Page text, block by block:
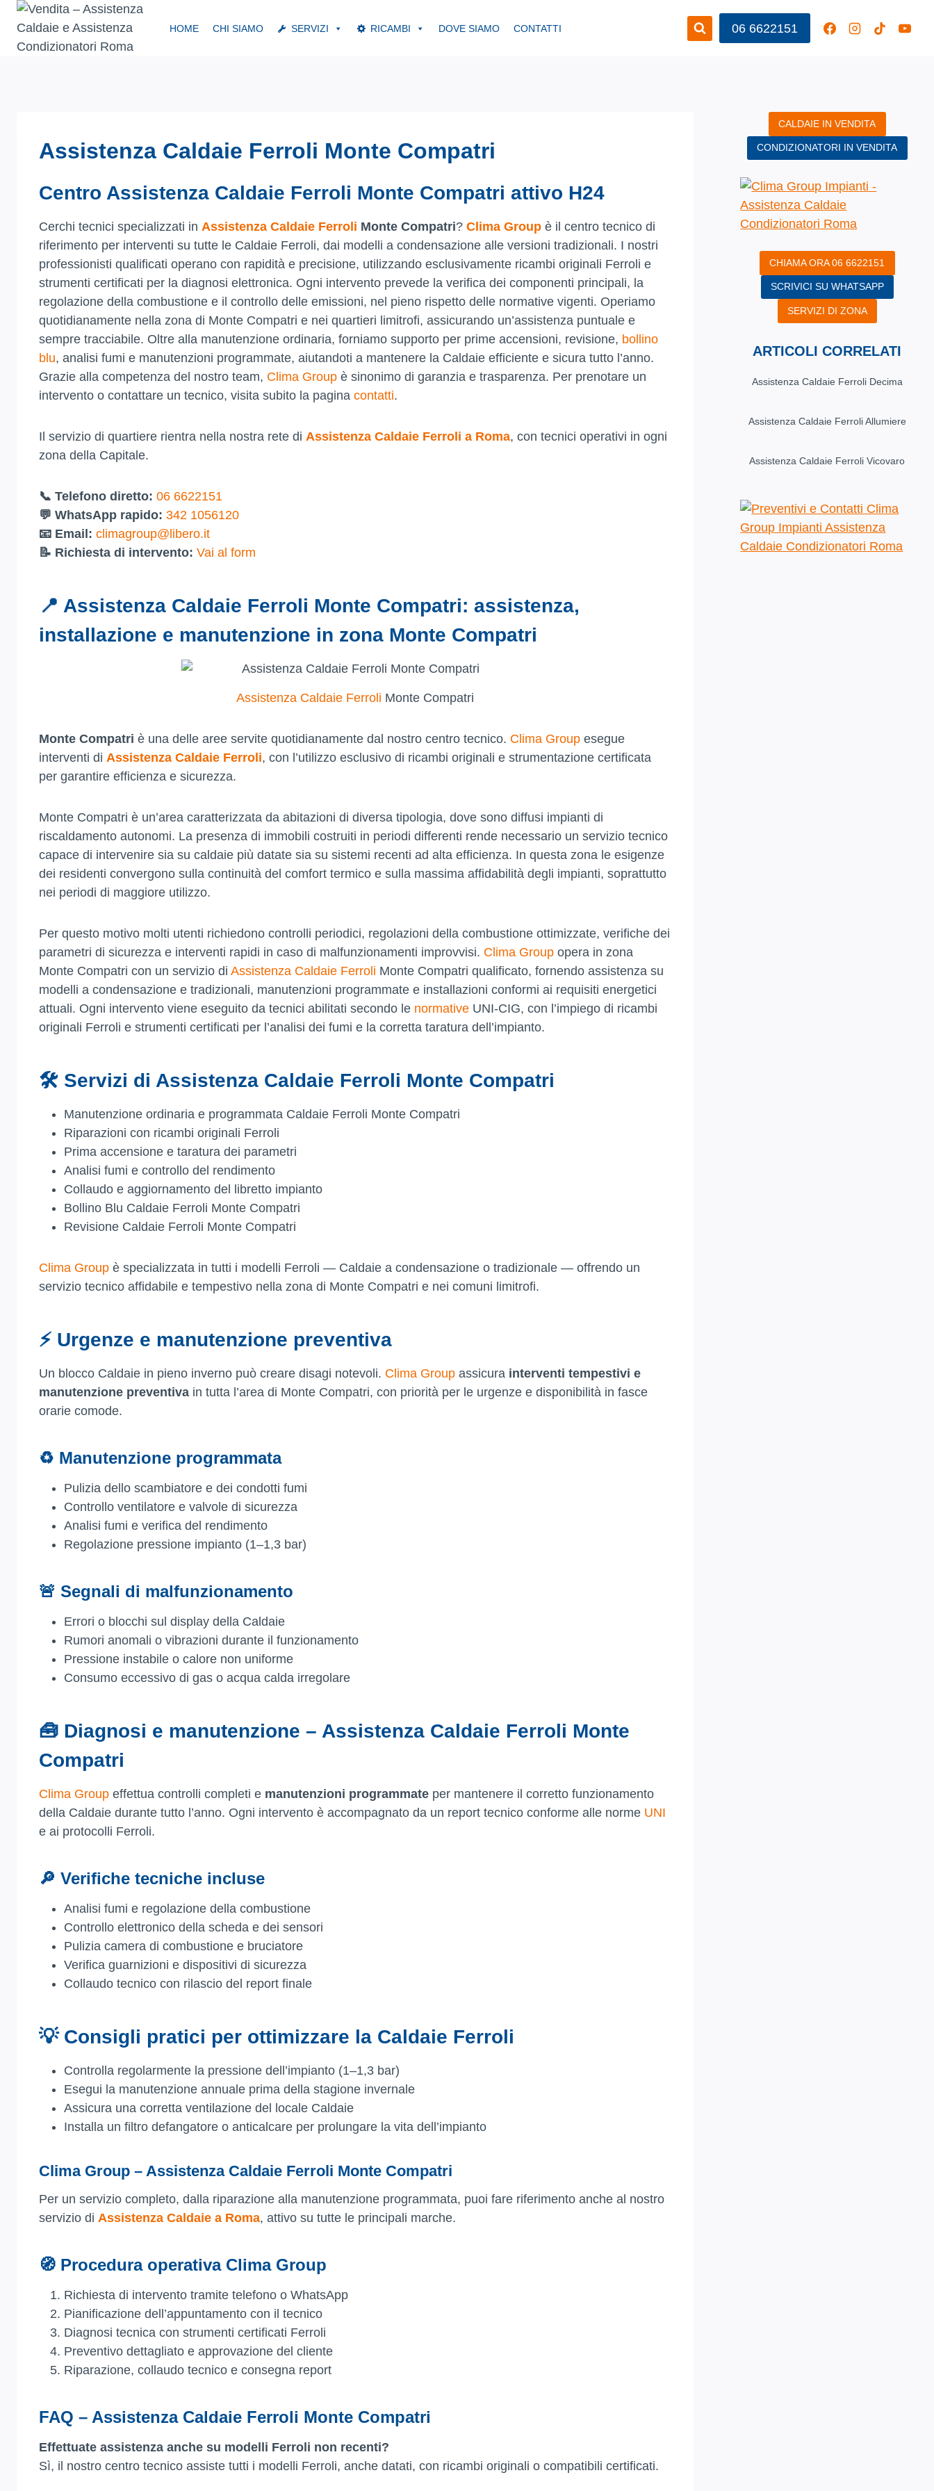
Salta
contenuto
HOME CHI SIAMO SERVIZI RICAMBI DOVE SIAMO CONTATTI 06 6622151
Assistenza Caldaie Ferroli Monte Compatri
Centro Assistenza Caldaie Ferroli Monte Compatri attivo H24
Cerchi tecnici specializzati in Assistenza Caldaie Ferroli Monte Compatri? Clima Group è il centro tecnico di
riferimento per interventi su tutte le Caldaie Ferroli, dai modelli a condensazione alle versioni tradizionali. I nostri
professionisti qualificati operano con rapidità e precisione, utilizzando esclusivamente ricambi originali Ferroli e
strumenti certificati per la diagnosi elettronica. Ogni intervento prevede la verifica dei componenti principali, la
regolazione della combustione e il controllo delle emissioni, nel pieno rispetto delle normative vigenti. Operiamo
quotidianamente nella zona di Monte Compatri e nei quartieri limitrofi, assicurando un’assistenza puntuale e
sempre tracciabile. Oltre alla manutenzione ordinaria, forniamo supporto per prime accensioni, revisione, bollino
blu, analisi fumi e manutenzioni programmate, aiutandoti a mantenere la Caldaie efficiente e sicura tutto l’anno.
Grazie alla competenza del nostro team, Clima Group è sinonimo di garanzia e trasparenza. Per prenotare un
intervento o contattare un tecnico, visita subito la pagina contatti.
Il servizio di quartiere rientra nella nostra rete di Assistenza Caldaie Ferroli a Roma, con tecnici operativi in ogni
zona della Capitale.
📞 Telefono diretto: 06 6622151
💬 WhatsApp rapido: 342 1056120
📧 Email: climagroup@libero.it
📝 Richiesta di intervento: Vai al form
📍 Assistenza Caldaie Ferroli Monte Compatri: assistenza,
installazione e manutenzione in zona Monte Compatri
Assistenza Caldaie Ferroli Monte Compatri
Monte Compatri è una delle aree servite quotidianamente dal nostro centro tecnico. Clima Group esegue
interventi di Assistenza Caldaie Ferroli, con l’utilizzo esclusivo di ricambi originali e strumentazione certificata
per garantire efficienza e sicurezza.
Monte Compatri è un’area caratterizzata da abitazioni di diversa tipologia, dove sono diffusi impianti di
riscaldamento autonomi. La presenza di immobili costruiti in periodi differenti rende necessario un servizio tecnico
capace di intervenire sia su caldaie più datate sia su sistemi recenti ad alta efficienza. In questa zona le esigenze
dei residenti convergono sulla continuità del comfort termico e sulla massima affidabilità degli impianti, soprattutto
nei periodi di maggiore utilizzo.
Per questo motivo molti utenti richiedono controlli periodici, regolazioni della combustione ottimizzate, verifiche dei
parametri di sicurezza e interventi rapidi in caso di malfunzionamenti improvvisi. Clima Group opera in zona
Monte Compatri con un servizio di Assistenza Caldaie Ferroli Monte Compatri qualificato, fornendo assistenza su
modelli a condensazione e tradizionali, manutenzioni programmate e installazioni conformi ai requisiti energetici
attuali. Ogni intervento viene eseguito da tecnici abilitati secondo le normative UNI-CIG, con l’impiego di ricambi
originali Ferroli e strumenti certificati per l’analisi dei fumi e la corretta taratura dell’impianto.
🛠️ Servizi di Assistenza Caldaie Ferroli Monte Compatri
Manutenzione ordinaria e programmata Caldaie Ferroli Monte Compatri
Riparazioni con ricambi originali Ferroli
Prima accensione e taratura dei parametri
Analisi fumi e controllo del rendimento
Collaudo e aggiornamento del libretto impianto
Bollino Blu Caldaie Ferroli Monte Compatri
Revisione Caldaie Ferroli Monte Compatri
Clima Group è specializzata in tutti i modelli Ferroli — Caldaie a condensazione o tradizionale — offrendo un
servizio tecnico affidabile e tempestivo nella zona di Monte Compatri e nei comuni limitrofi.
⚡ Urgenze e manutenzione preventiva
Un blocco Caldaie in pieno inverno può creare disagi notevoli. Clima Group assicura interventi tempestivi e
manutenzione preventiva in tutta l’area di Monte Compatri, con priorità per le urgenze e disponibilità in fasce
orarie comode.
♻️ Manutenzione programmata
Pulizia dello scambiatore e dei condotti fumi
Controllo ventilatore e valvole di sicurezza
Analisi fumi e verifica del rendimento
Regolazione pressione impianto (1–1,3 bar)
🚨 Segnali di malfunzionamento
Errori o blocchi sul display della Caldaie
Rumori anomali o vibrazioni durante il funzionamento
Pressione instabile o calore non uniforme
Consumo eccessivo di gas o acqua calda irregolare
🧰 Diagnosi e manutenzione – Assistenza Caldaie Ferroli Monte
Compatri
Clima Group effettua controlli completi e manutenzioni programmate per mantenere il corretto funzionamento
della Caldaie durante tutto l’anno. Ogni intervento è accompagnato da un report tecnico conforme alle norme UNI
e ai protocolli Ferroli.
🔎 Verifiche tecniche incluse
Analisi fumi e regolazione della combustione
Controllo elettronico della scheda e dei sensori
Pulizia camera di combustione e bruciatore
Verifica guarnizioni e dispositivi di sicurezza
Collaudo tecnico con rilascio del report finale
💡 Consigli pratici per ottimizzare la Caldaie Ferroli
Controlla regolarmente la pressione dell’impianto (1–1,3 bar)
Esegui la manutenzione annuale prima della stagione invernale
Assicura una corretta ventilazione del locale Caldaie
Installa un filtro defangatore o anticalcare per prolungare la vita dell’impianto
Clima Group – Assistenza Caldaie Ferroli Monte Compatri
Per un servizio completo, dalla riparazione alla manutenzione programmata, puoi fare riferimento anche al nostro
servizio di Assistenza Caldaie a Roma, attivo su tutte le principali marche.
🧭 Procedura operativa Clima Group
Richiesta di intervento tramite telefono o WhatsApp
Pianificazione dell’appuntamento con il tecnico
Diagnosi tecnica con strumenti certificati Ferroli
Preventivo dettagliato e approvazione del cliente
Riparazione, collaudo tecnico e consegna report
FAQ – Assistenza Caldaie Ferroli Monte Compatri
Effettuate assistenza anche su modelli Ferroli non recenti?
Sì, il nostro centro tecnico assiste tutti i modelli Ferroli, anche datati, con ricambi originali o compatibili certificati.
CALDAIE IN VENDITA
CONDIZIONATORI IN VENDITA
CHIAMA ORA 06 6622151
SCRIVICI SU WHATSAPP
SERVIZI DI ZONA
ARTICOLI CORRELATI
Assistenza Caldaie Ferroli Decima
Assistenza Caldaie Ferroli Allumiere
Assistenza Caldaie Ferroli Vicovaro